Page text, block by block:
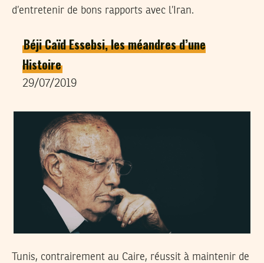
d’entretenir de bons rapports avec l’Iran.
Béji Caïd Essebsi, les méandres d’une
Histoire
29/07/2019
Tunis, contrairement au Caire, réussit à maintenir de